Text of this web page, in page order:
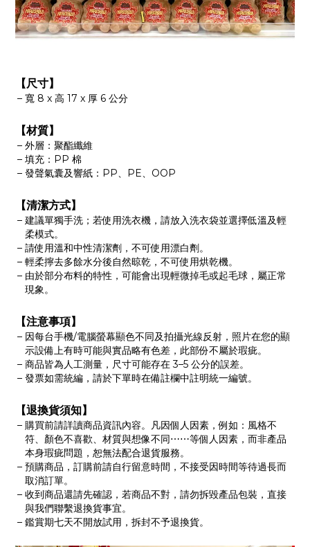
【尺寸】
寬 8 x 高 17 x 厚 6 公分
【材質】
外層：聚酯纖維
填充：PP 棉
發聲氣囊及響紙：PP、PE、OOP
【清潔方式】
建議單獨手洗；若使用洗衣機，請放入洗衣袋並選擇低溫及輕
柔模式。
請使用溫和中性清潔劑，不可使用漂白劑。
輕柔擰去多餘水分後自然晾乾，不可使用烘乾機。
由於部分布料的特性，可能會出現輕微掉毛或起毛球，屬正常
現象。
【注意事項】
因每台手機/電腦螢幕顯色不同及拍攝光線反射，照片在您的顯
示設備上有時可能與實品略有色差，此部份不屬於瑕疵。
商品皆為人工測量，尺寸可能存在 3–5 公分的誤差。
發票如需統編，請於下單時在備註欄中註明統一編號。
【退換貨須知】
購買前請詳讀商品資訊內容。凡因個人因素，例如：風格不
符、顏色不喜歡、材質與想像不同⋯⋯等個人因素，而非產品
本身瑕疵問題，恕無法配合退貨服務。
預購商品，訂購前請自行留意時間，不接受因時間等待過長而
取消訂單。
收到商品還請先確認，若商品不對，請勿拆毀產品包裝，直接
與我們聯繫退換貨事宜。
鑑賞期七天不開放試用，拆封不予退換貨。